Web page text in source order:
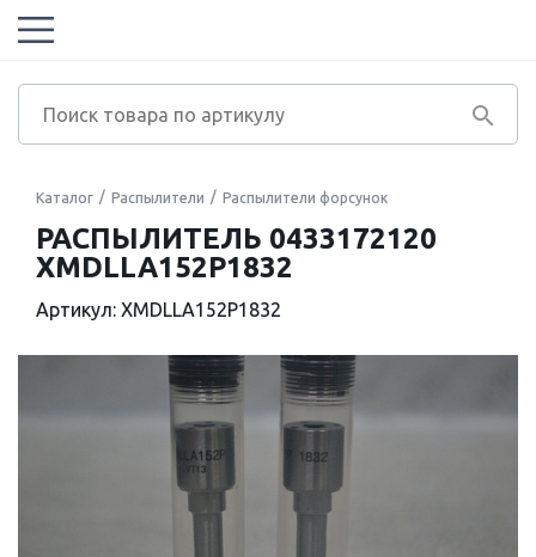
Каталог Распылители Распылители форсунок
РАСПЫЛИТЕЛЬ 0433172120
XMDLLA152P1832
Артикул: XMDLLA152P1832